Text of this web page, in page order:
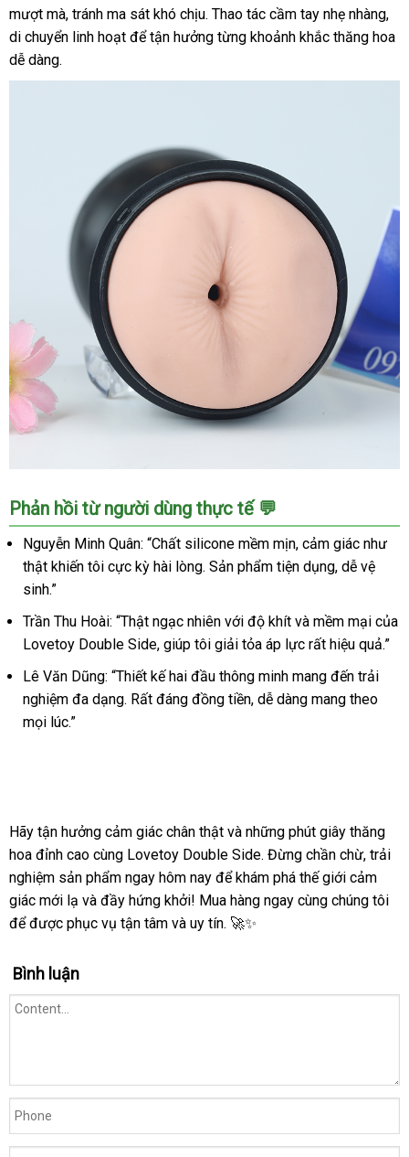
Mịn
Kích
Thích
Cực
mượt mà, tránh ma sát khó chịu. Thao tác cầm tay nhẹ nhàng,
di chuyển linh hoạt để tận hưởng từng khoảnh khắc thăng hoa
dễ dàng.
Lovetoy
Double
Side
2
Đầu
Mềm
Mịn
Kích
Cực
Mạnh
Phản hồi từ người dùng thực tế 💬
Nguyễn Minh Quân: “Chất silicone mềm mịn, cảm giác như
thật khiến tôi cực kỳ hài lòng. Sản phẩm tiện dụng, dễ vệ
sinh.”
Trần Thu Hoài: “Thật ngạc nhiên với độ khít và mềm mại của
Lovetoy Double Side, giúp tôi giải tỏa áp lực rất hiệu quả.”
Lê Văn Dũng: “Thiết kế hai đầu thông minh mang đến trải
nghiệm đa dạng. Rất đáng đồng tiền, dễ dàng mang theo
mọi lúc.”
Hãy tận hưởng cảm giác chân thật và những phút giây thăng
hoa đỉnh cao cùng Lovetoy Double Side. Đừng chần chừ, trải
nghiệm sản phẩm ngay hôm nay để khám phá thế giới cảm
giác mới lạ và đầy hứng khởi! Mua hàng ngay cùng chúng tôi
để được phục vụ tận tâm và uy tín. 🚀✨
Bình luận